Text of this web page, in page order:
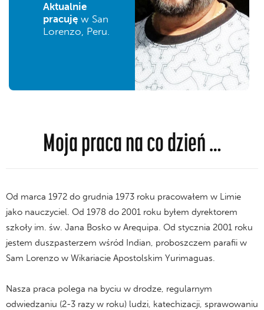
Aktualnie
pracuję w San
Lorenzo, Peru.
Moja praca na co dzień …
Od marca 1972 do grudnia 1973 roku pracowałem w Limie
jako nauczyciel. Od 1978 do 2001 roku byłem dyrektorem
szkoły im. św. Jana Bosko w Arequipa. Od stycznia 2001 roku
jestem duszpasterzem wśród Indian, proboszczem parafii w
Sam Lorenzo w Wikariacie Apostolskim Yurimaguas.
Nasza praca polega na byciu w drodze, regularnym
odwiedzaniu (2-3 razy w roku) ludzi, katechizacji, sprawowaniu